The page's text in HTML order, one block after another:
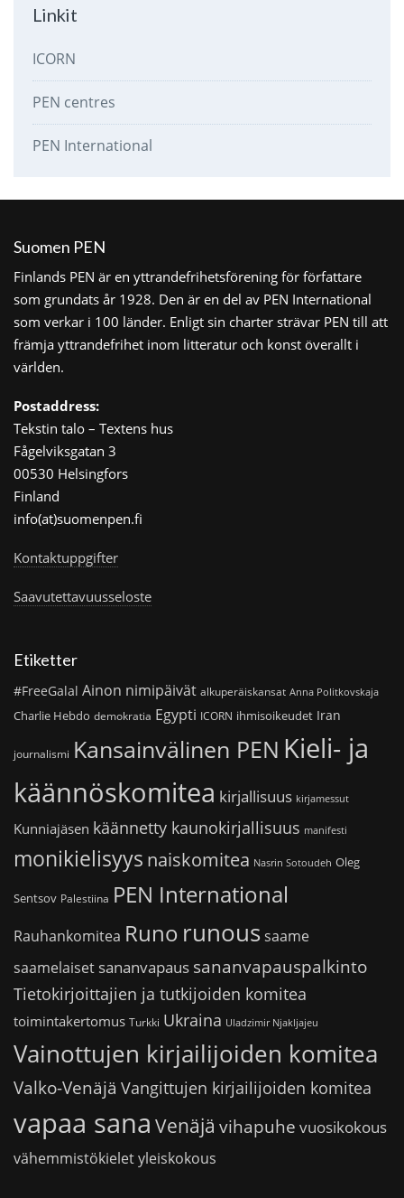
Linkit
ICORN
PEN centres
PEN International
Suomen PEN
Finlands PEN är en yttrandefrihetsförening för författare
som grundats år 1928. Den är en del av PEN International
som verkar i 100 länder. Enligt sin charter strävar PEN till att
främja yttrandefrihet inom litteratur och konst överallt i
världen.
Postaddress:
Tekstin talo – Textens hus
Fågelviksgatan 3
00530 Helsingfors
Finland
info(at)suomenpen.fi
Kontaktuppgifter
Saavutettavuusseloste
Etiketter
#FreeGalal Ainon nimipäivät alkuperäiskansat Anna Politkovskaja
Charlie Hebdo demokratia Egypti ICORN ihmisoikeudet Iran
journalismi Kansainvälinen PEN Kieli- ja
käännöskomitea kirjallisuus kirjamessut
Kunniajäsen käännetty kaunokirjallisuus manifesti
monikielisyys naiskomitea Nasrin Sotoudeh Oleg
Sentsov Palestiina PEN International
Rauhankomitea Runo runoussaame
saamelaiset sananvapaus sananvapauspalkinto
Tietokirjoittajien ja tutkijoiden komitea
toimintakertomus Turkki Ukraina Uladzimir Njakljajeu
Vainottujen kirjailijoiden komitea
Valko-Venäjä Vangittujen kirjailijoiden komitea
vapaa sana Venäjä vihapuhe vuosikokous
vähemmistökieletyleiskokous